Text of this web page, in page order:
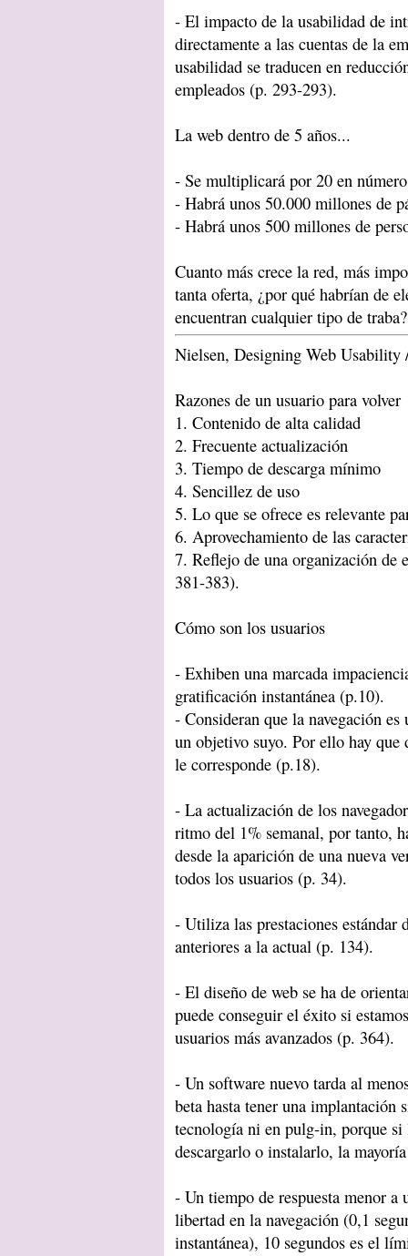
- El impacto de la usabilidad de
directamente a las cuentas de la
usabilidad se traducen en
empleados (p. 293-293).
La web dentro de 5 años...
- Se multiplicará por 20 en
- Habrá unos 50.000 millones de
- Habrá unos 500 millones de
Cuanto más crece la red, más
tanta oferta, ¿por qué habrían de
encuentran cualquier tipo de
Nielsen, Designing Web Usability
Razones de un usuario para volver
1. Contenido de alta calidad
2. Frecuente actualización
3. Tiempo de descarga mínimo
4. Sencillez de uso
5. Lo que se ofrece es relevante
6. Aprovechamiento de las
7. Reflejo de una organización de
381-383).
Cómo son los usuarios
- Exhiben una marcada
gratificación instantánea (p.10).
- Consideran que la navegación
un objetivo suyo. Por ello hay que
le corresponde (p.18).
- La actualización de los
ritmo del 1% semanal, por tanto,
desde la aparición de una nueva
todos los usuarios (p. 34).
- Utiliza las prestaciones estándar
anteriores a la actual (p. 134).
- El diseño de web se ha de
puede conseguir el éxito si
usuarios más avanzados (p. 364).
- Un software nuevo tarda al
beta hasta tener una
tecnología ni en pulg-in, porque si
descargarlo o instalarlo, la
- Un tiempo de respuesta menor a
libertad en la navegación (0,1
instantánea), 10 segundos es el